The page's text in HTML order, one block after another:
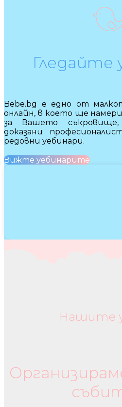
Гледайте
Bebe.bg е едно от
онлайн, в което ще
за Вашето
доказани
редовни уебинари.
Вижте уебинарите
Нашите